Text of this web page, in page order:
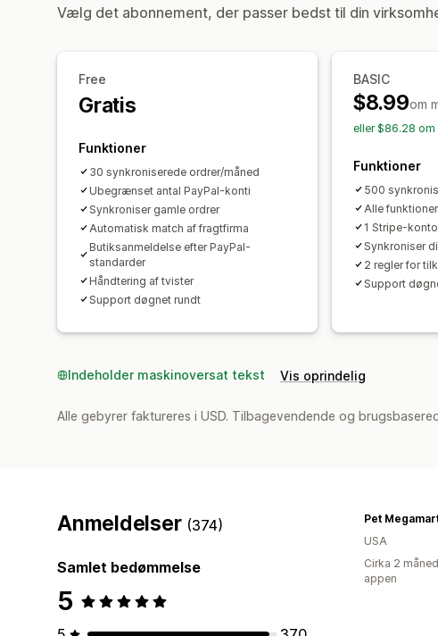
Vælg det abonnement, der passer bedst til din
Free
Gratis
Funktioner
30 synkroniserede ordrer/måned
Ubegrænset antal PayPal-konti
Synkroniser gamle ordrer
Automatisk match af fragtfirma
Butiksanmeldelse efter PayPal-
standarder
Håndtering af tvister
Support døgnet rundt
BASIC
$8.99om
eller $86.28 om
Funktioner
500
Alle
1 Stripe-konto
Synkroniser
2 regler for
Support
Indeholder maskinoversat tekst Vis oprindelig
Alle gebyrer faktureres i USD. Tilbagevendende og
Anmeldelser (374)
Samlet bedømmelse
5
Pet
USA
Cirka 2
appen